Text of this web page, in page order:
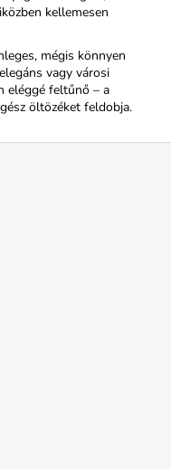
kellemesen
mégis könnyen
vagy városi
eléggé feltűnő – a
öltözéket feldobja.